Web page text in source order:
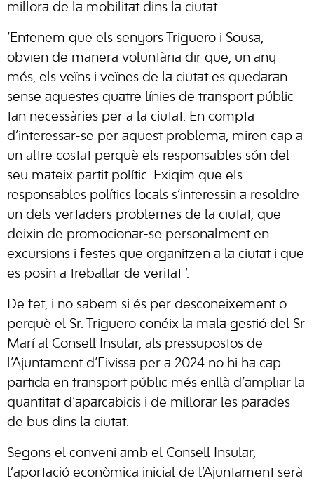
millora de la mobilitat dins la ciutat.
‘Entenem que els senyors Triguero i Sousa,
obvien de manera voluntària dir que, un any
més, els veïns i veïnes de la ciutat es quedaran
sense aquestes quatre línies de transport públic
tan necessàries per a la ciutat. En compta
d’interessar-se per aquest problema, miren cap a
un altre costat perquè els responsables són del
seu mateix partit polític. Exigim que els
responsables polítics locals s’interessin a resoldre
un dels vertaders problemes de la ciutat, que
deixin de promocionar-se personalment en
excursions i festes que organitzen a la ciutat i que
es posin a treballar de veritat ‘.
De fet, i no sabem si és per desconeixement o
perquè el Sr. Triguero conéix la mala gestió del Sr
Marí al Consell Insular, als pressupostos de
l’Ajuntament d’Eivissa per a 2024 no hi ha cap
partida en transport públic més enllà d’ampliar la
quantitat d’aparcabicis i de millorar les parades
de bus dins la ciutat.
Segons el conveni amb el Consell Insular,
l’aportació econòmica inicial de l’Ajuntament serà